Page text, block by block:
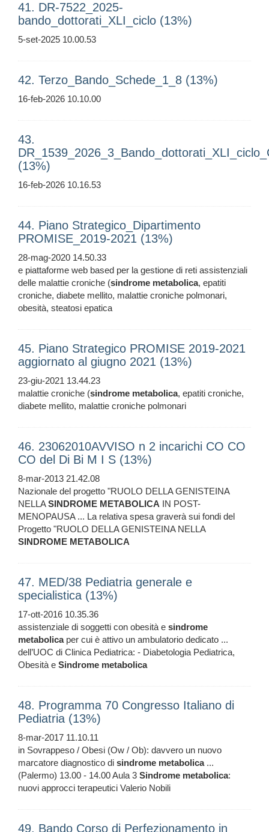
41. DR-7522_2025-
bando_dottorati_XLI_ciclo (13%)
5-set-2025 10.00.53
42. Terzo_Bando_Schede_1_8 (13%)
16-feb-2026 10.10.00
43.
(13%)
16-feb-2026 10.16.53
44. Piano Strategico_Dipartimento
PROMISE_2019-2021 (13%)
28-mag-2020 14.50.33
e piattaforme web based per la gestione di reti assistenziali
delle malattie croniche (sindrome metabolica, epatiti
croniche, diabete mellito, malattie croniche polmonari,
obesità, steatosi epatica
45. Piano Strategico PROMISE 2019-2021
aggiornato al giugno 2021 (13%)
23-giu-2021 13.44.23
malattie croniche (sindrome metabolica, epatiti croniche,
diabete mellito, malattie croniche polmonari
46. 23062010AVVISO n 2 incarichi CO CO
CO del Di Bi M I S (13%)
8-mar-2013 21.42.08
Nazionale del progetto "RUOLO DELLA GENISTEINA
NELLASINDROME METABOLICA IN POST-
MENOPAUSA ... La relativa spesa graverà sui fondi del
Progetto "RUOLO DELLA GENISTEINA NELLA
SINDROME METABOLICA
47. MED/38 Pediatria generale e
specialistica (13%)
17-ott-2016 10.35.36
assistenziale di soggetti con obesità e sindrome
metabolicaper cui è attivo un ambulatorio dedicato ...
dell’UOC di Clinica Pediatrica: - Diabetologia Pediatrica,
Obesità e Sindrome metabolica
48. Programma 70 Congresso Italiano di
Pediatria (13%)
8-mar-2017 11.10.11
in Sovrappeso / Obesi (Ow / Ob): davvero un nuovo
marcatore diagnostico di sindrome metabolica...
(Palermo) 13.00 - 14.00 Aula 3 Sindrome metabolica:
nuovi approcci terapeutici Valerio Nobili
49. Bando Corso di Perfezionamento in